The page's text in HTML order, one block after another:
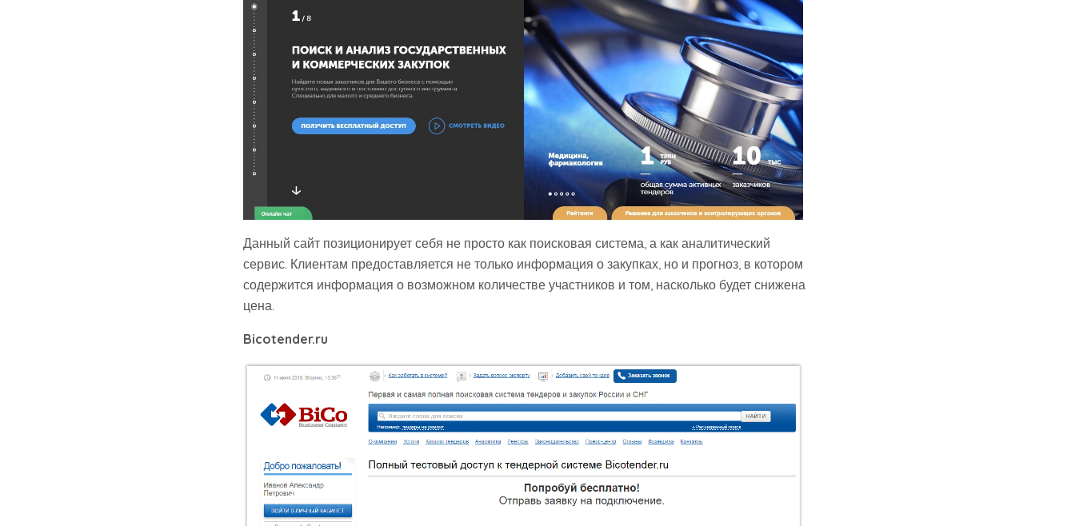
Данный сайт позиционирует себя не просто как поисковая система, а как аналитический
сервис. Клиентам предоставляется не только информация о закупках, но и прогноз, в котором
содержится информация о возможном количестве участников и том, насколько будет снижена
цена.
Bicotender.ru